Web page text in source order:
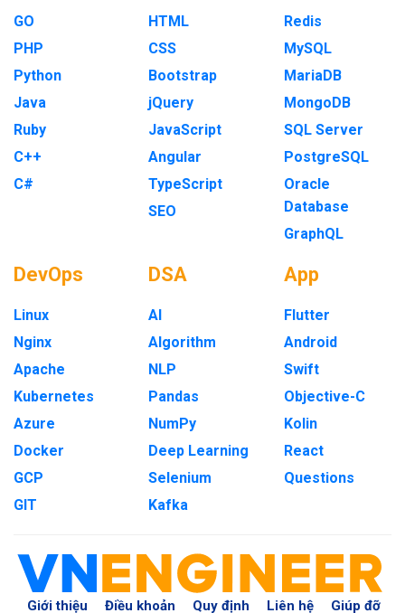
GO
PHP
Python
Java
Ruby
C++
C#
HTML
CSS
Bootstrap
jQuery
JavaScript
Angular
TypeScript
SEO
Redis
MySQL
MariaDB
MongoDB
SQL Server
PostgreSQL
Oracle
Database
GraphQL
DevOps
Linux
Nginx
Apache
Kubernetes
Azure
Docker
GCP
GIT
DSA
AI
Algorithm
NLP
Pandas
NumPy
Deep Learning
Selenium
Kafka
App
Flutter
Android
Swift
Objective-C
Kolin
React
Questions
Giới thiệu Điều khoản Quy định Liên hệ Giúp đỡ